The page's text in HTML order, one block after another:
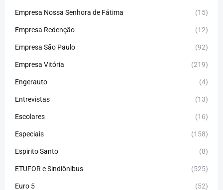
Empresa Nossa Senhora de Fátima (15)
Empresa Redenção (12)
Empresa São Paulo (92)
Empresa Vitória (219)
Engerauto (4)
Entrevistas (13)
Escolares (16)
Especiais (158)
Espirito Santo (8)
ETUFOR e Sindiônibus (525)
Euro 5 (52)